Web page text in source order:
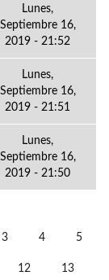
Lunes,
Septiembre 16,
2019 - 21:52
Lunes,
Septiembre 16,
2019 - 21:51
Lunes,
Septiembre 16,
2019 - 21:50
3 4 5
12 13